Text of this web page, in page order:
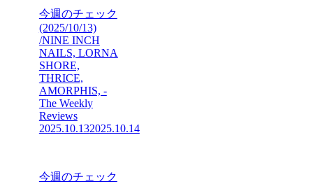
今週のチェック
(2025/10/13)
/NINE INCH
NAILS, LORNA
SHORE,
THRICE,
AMORPHIS, -
The Weekly
Reviews
2025.10.132025.10.14
今週のチェック